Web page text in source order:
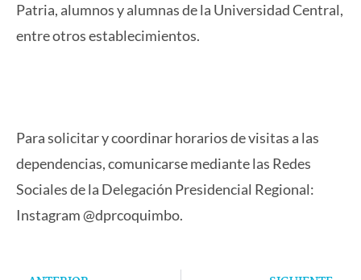
Patria, alumnos y alumnas de la Universidad Central,
entre otros establecimientos.
Para solicitar y coordinar horarios de visitas a las
dependencias, comunicarse mediante las Redes
Sociales de la Delegación Presidencial Regional:
Instagram @dprcoquimbo.